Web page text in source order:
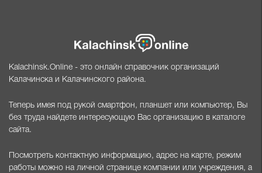
Kalachinsk.Online - это онлайн справочник организаций
Калачинска и Калачинского района.
Теперь имея под рукой смартфон, планшет или компьютер, Вы
без труда найдете интересующую Вас организацию в каталоге
сайта.
Посмотреть контактную информацию, адрес на карте, режим
работы можно на личной странице компании или учреждения, а